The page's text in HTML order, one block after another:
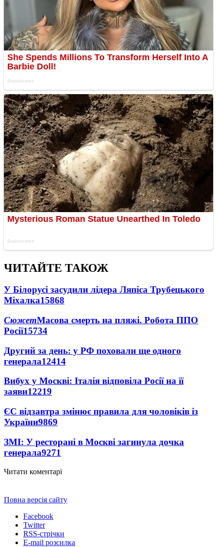
ЧИТАЙТЕ ТАКОЖ
У Білорусі засудили лідера Ляпіса Трубецького
Міхалка15868
СюжетМасова смерть на пляжі. Робота ППО
Росії15734
Другий за день: у РФ поховали ще одного
генерала12414
Вибух у Москві: Італія відповіла Росії на її
заяви12219
ЄС відзавтра змінює правила для чоловіків із
України9869
ЗМІ: У ресторані в Москві загинула дочка
генерала9271
Читати коментарі
Повна версія сайту
Facebook
Twitter
RSS-стрічки
E-mail розсилка